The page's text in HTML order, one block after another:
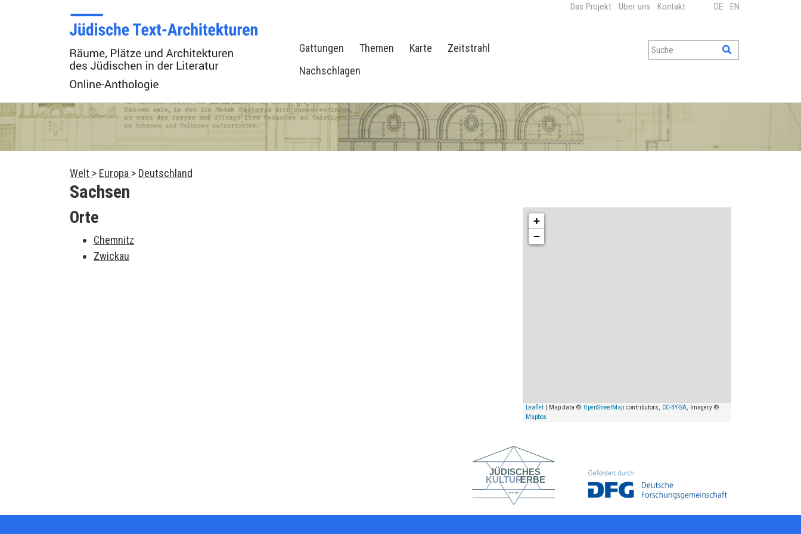
Das Projekt Über uns Kontakt DE EN
Gattungen Themen Karte
Zeitstrahl
Nachschlagen
Welt > Europa > Deutschland
Sachsen
Orte
Chemnitz
Zwickau
+
−
Leaflet | Map data © OpenStreetMap contributors, CC-BY-SA, Imagery ©
Mapbox